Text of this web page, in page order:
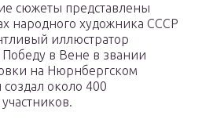
сюжеты представлены
народного художника СССР
иллюстратор
в Вене в звании
на Нюрнбергском
около 400